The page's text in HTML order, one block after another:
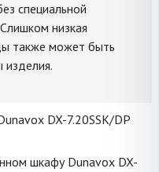
специальной
низкая
также может быть
изделия.
шкафу Dunavox DX-